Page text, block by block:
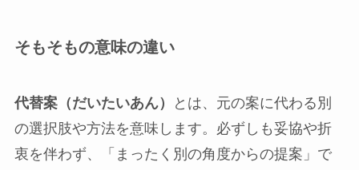
そもそもの意味の違い
代替案（だいたいあん）
とは、元の案に代わる別
の選択肢や方法を意味します。必ずしも妥協や折
衷を伴わず、「まったく別の角度からの提案」で